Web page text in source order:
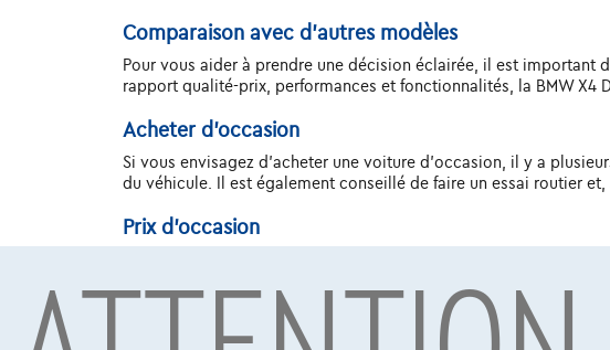
Comparaison avec d'autres modèles
Pour vous aider à prendre une décision éclairée, il est important
rapport qualité-prix, performances et fonctionnalités, la BMW
Acheter d'occasion
Si vous envisagez d'acheter une voiture d'occasion, il y a
du véhicule. Il est également conseillé de faire un essai routier
Prix d'occasion
élevées.